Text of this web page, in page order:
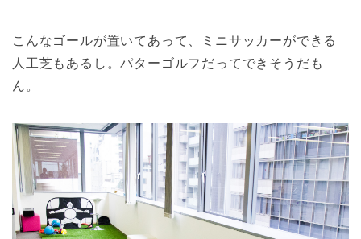
こんなゴールが置いてあって、ミニサッカーができる
人工芝もあるし。パターゴルフだってできそうだも
ん。